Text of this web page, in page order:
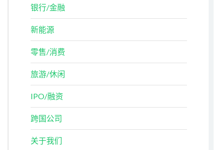
银行/金融
新能源
零售/消费
旅游/休闲
IPO/融资
跨国公司
关于我们